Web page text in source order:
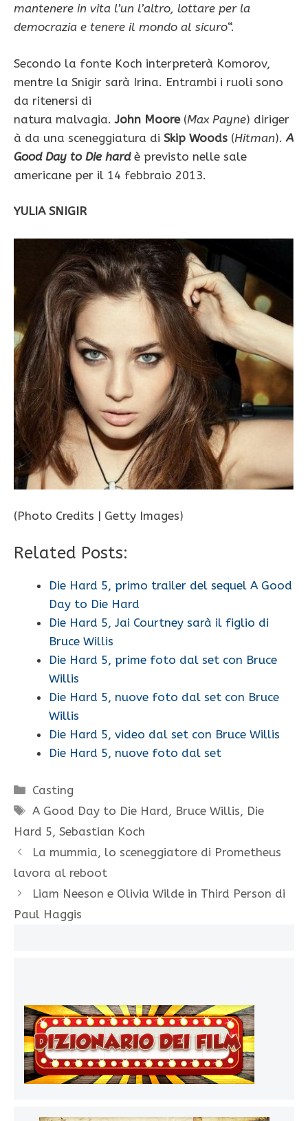
mantenere in vita l’un l’altro, lottare per la
democrazia e tenere il mondo al sicuro“.
Secondo la fonte Koch interpreterà Komorov,
mentre la Snigir sarà Irina. Entrambi i ruoli sono
da ritenersi di
natura malvagia.John Moore(Max Payne) diriger
à da una sceneggiatura di Skip Woods (Hitman).A
Good Day to Die hardè previsto nelle sale
americane per il 14 febbraio 2013.
YULIA SNIGIR
(Photo Credits | Getty Images)
Related Posts:
Die Hard 5, primo trailer del sequel A Good
Day to Die Hard
Die Hard 5, Jai Courtney sarà il figlio di
Bruce Willis
Die Hard 5, prime foto dal set con Bruce
Willis
Die Hard 5, nuove foto dal set con Bruce
Willis
Die Hard 5, video dal set con Bruce Willis
Die Hard 5, nuove foto dal set
Categorie
Casting
Tag
A Good Day to Die Hard, Bruce Willis, Die
Hard 5, Sebastian Koch
La mummia, lo sceneggiatore di Prometheus
lavora al reboot
Liam Neeson e Olivia Wilde in Third Person di
Paul Haggis